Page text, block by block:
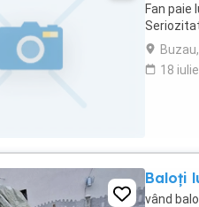
Fan paie
18 iulie
Baloți
vând